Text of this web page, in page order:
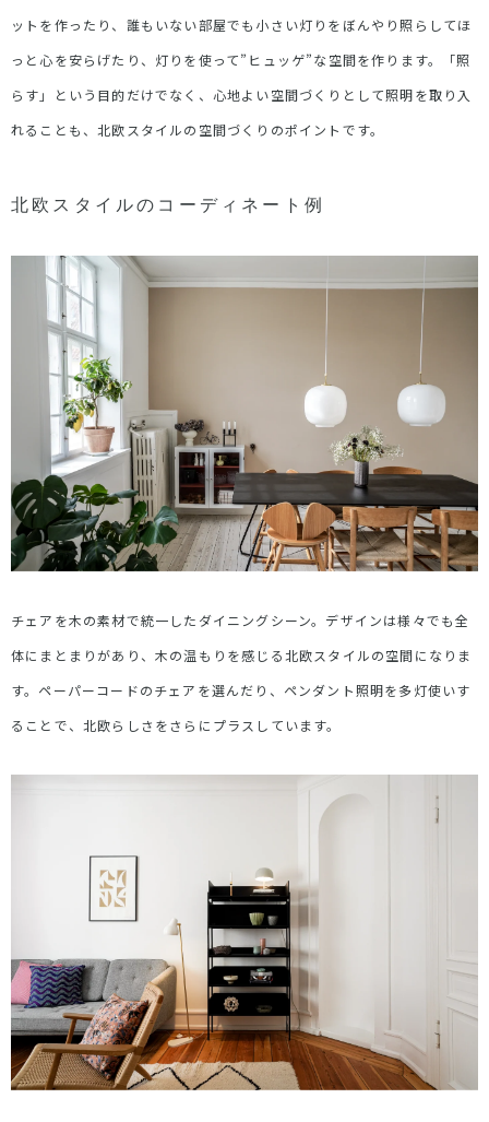
ットを作ったり、誰もいない部屋でも小さい灯りをぼんやり照らしてほ
っと心を安らげたり、灯りを使って” ヒュッゲ”な空間を作ります。「照
らす」という目的だけでなく、心地よい空間づくりとして照明を取り入
れることも、北欧スタイルの空間づくりのポイントです。
北欧スタイルのコーディネート例
チェアを木の素材で統一したダイニングシーン。デザインは様々でも全
体にまとまりがあり、木の温もりを感じる北欧スタイルの空間になりま
す。ペーパーコードのチェアを選んだり、ペンダント照明を多灯使いす
ることで、北欧らしさをさらにプラスしています。